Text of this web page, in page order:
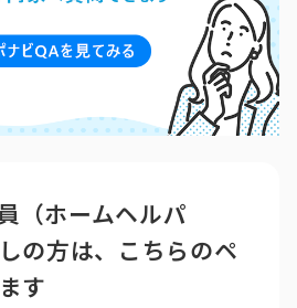
（ホームヘルパ
の方は、こちらのペ
す